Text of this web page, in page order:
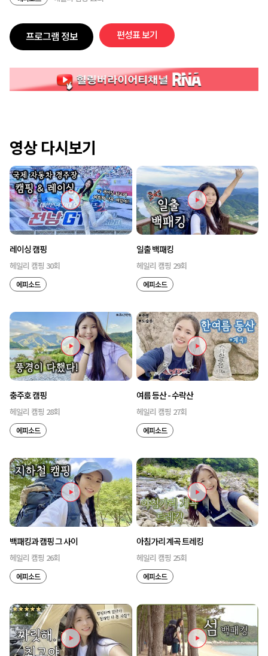
프로그램 정보 편성표 보기
영상 다시보기
레이싱 캠핑
헤일리 캠핑 30회
에피소드
일출 백패킹
헤일리 캠핑 29회
에피소드
충주호 캠핑
헤일리 캠핑 28회
에피소드
여름 등산 - 수락산
헤일리 캠핑 27회
에피소드
백패킹과 캠핑 그 사이
헤일리 캠핑 26회
에피소드
아침가리 계곡 트레킹
헤일리 캠핑 25회
에피소드